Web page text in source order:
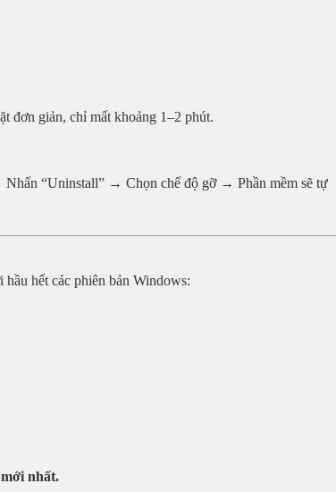
đơn giản, chỉ mất khoảng 1–2 phút.
“Uninstall” → Chọn chế độ gỡ → Phần mềm sẽ tự
hết các phiên bản Windows:
nhất.